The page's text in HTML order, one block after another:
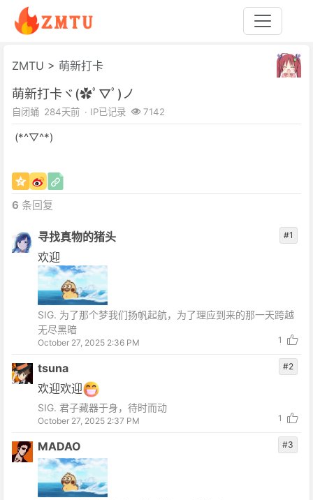
ZMTU > 萌新打卡
萌新打卡ヾ(✿ﾟ▽ﾟ)ノ
自闭蛹 284天前 · IP已记录 7142
(*^▽^*)
6 条回复
寻找真物的猪头
欢迎
SIG. 为了那个梦我们扬帆起航，为了理应到来的那一天跨越
无尽黑暗
October 27, 2025 2:36 PM
#1
1
tsuna
欢迎欢迎
SIG. 君子藏器于身，待时而动
October 27, 2025 2:37 PM
#2
1
MADAO #3